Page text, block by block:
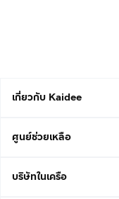
เกี่ยวกับ Kaidee
ศูนย์ช่วยเหลือ
บริษัทในเครือ